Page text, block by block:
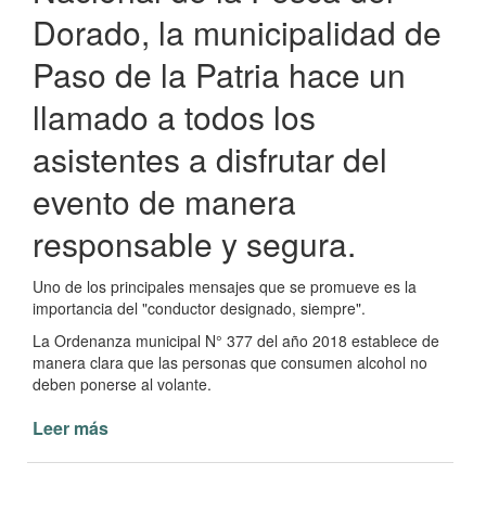
Dorado, la municipalidad de
Paso de la Patria hace un
llamado a todos los
asistentes a disfrutar del
evento de manera
responsable y segura.
Uno de los principales mensajes que se promueve es la
importancia del "conductor designado, siempre".
La Ordenanza municipal N° 377 del año 2018 establece de
manera clara que las personas que consumen alcohol no
deben ponerse al volante.
Leer más